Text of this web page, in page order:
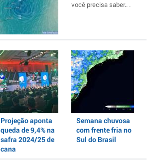
você precisa saber.. .
Projeção aponta
queda de 9,4% na
safra 2024/25 de
cana
Semana chuvosa
com frente fria no
Sul do Brasil